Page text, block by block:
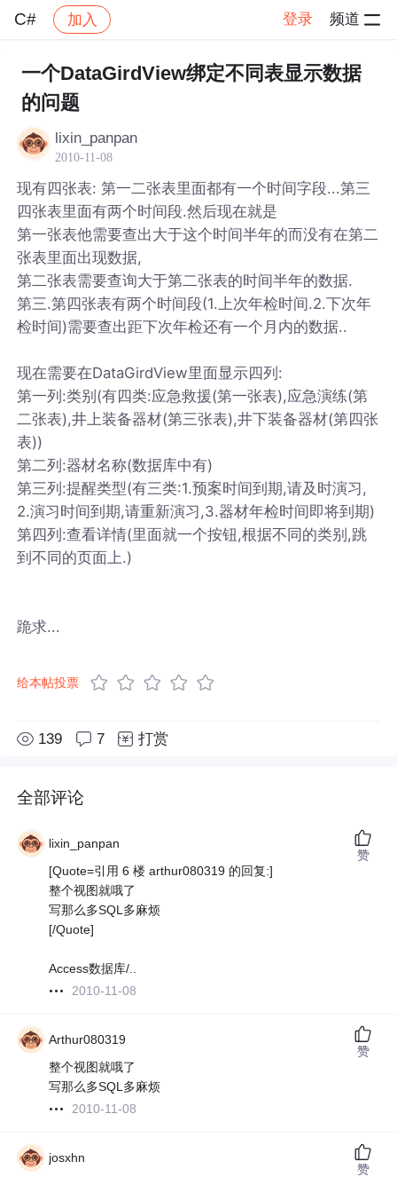
C# 加入 登录 频道
社区 C# 帖子详情
一个DataGirdView绑定不同表显示数据
的问题
lixin_panpan
2010-11-08
现有四张表: 第一二张表里面都有一个时间字段...第三
四张表里面有两个时间段.然后现在就是
第一张表他需要查出大于这个时间半年的而没有在第二
张表里面出现数据,
第二张表需要查询大于第二张表的时间半年的数据.
第三.第四张表有两个时间段(1.上次年检时间.2.下次年
检时间)需要查出距下次年检还有一个月内的数据..
现在需要在DataGirdView里面显示四列:
第一列:类别(有四类:应急救援(第一张表),应急演练(第
二张表),井上装备器材(第三张表),井下装备器材(第四张
表))
第二列:器材名称(数据库中有)
第三列:提醒类型(有三类:1.预案时间到期,请及时演习,
2.演习时间到期,请重新演习,3.器材年检时间即将到期)
第四列:查看详情(里面就一个按钮,根据不同的类别,跳
到不同的页面上.)
跪求...
给本帖投票
139 7 打赏
全部评论
lixin_panpan
[Quote=引用 6 楼 arthur080319 的回复:]
整个视图就哦了
写那么多SQL多麻烦
[/Quote]
Access数据库/..
2010-11-08
赞
Arthur080319
整个视图就哦了
写那么多SQL多麻烦
2010-11-08
赞
josxhn
赞